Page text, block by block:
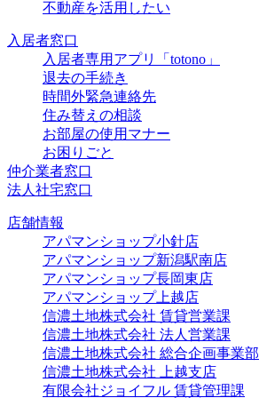
不動産を活用したい
入居者窓口
入居者専用アプリ「totono」
退去の手続き
時間外緊急連絡先
住み替えの相談
お部屋の使用マナー
お困りごと
仲介業者窓口
法人社宅窓口
店舗情報
アパマンショップ小針店
アパマンショップ新潟駅南店
アパマンショップ長岡東店
アパマンショップ上越店
信濃土地株式会社 賃貸営業課
信濃土地株式会社 法人営業課
信濃土地株式会社 総合企画事業部
信濃土地株式会社 上越支店
有限会社ジョイフル 賃貸管理課